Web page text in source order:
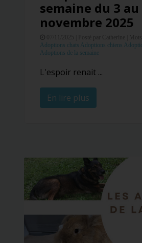
semaine du 3 au
novembre 2025
Posté par Catherine |
Adoptions chats Adoptions chiens
Adoptions de la semaine
L'espoir renait ...
En lire plus